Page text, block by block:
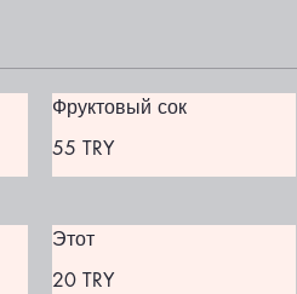
Фруктовый сок
55 TRY
Этот
20 TRY